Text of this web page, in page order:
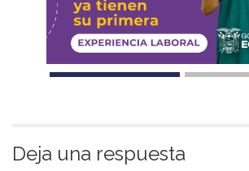
Deja una respuesta